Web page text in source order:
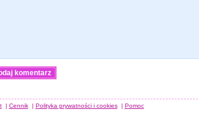
| Cennik | Polityka prywatności i cookies | Pomoc